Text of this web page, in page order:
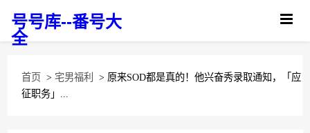
号号库--番号大
全
首页 >宅男福利
> 原来SOD都是真的！他兴奋秀录取通知，「应
征职务」...